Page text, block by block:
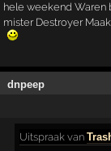
hele weekend Waren
mister Destroyer
dnpeep
Uitspraak van